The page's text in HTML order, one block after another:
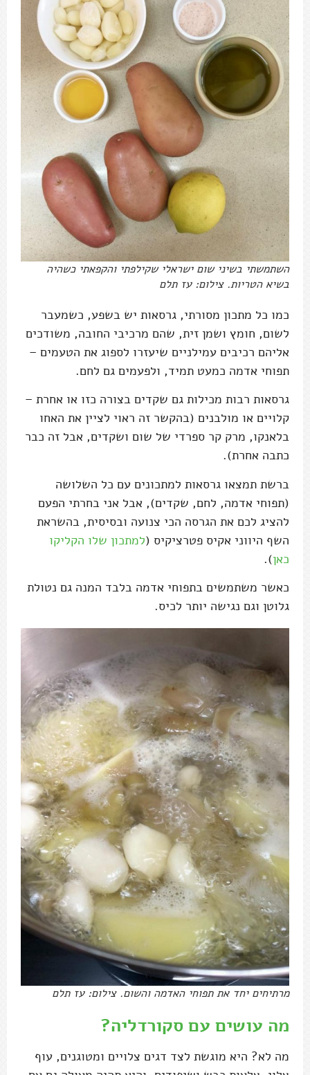
השתמשתי בשיני שום ישראלי שקילפתי והקפאתי כשהיה
בשיא הטריות. צילום: עז תלם
כמו כל מתכון מסורתי, גרסאות יש בשפע, כשמעבר
לשום, חומץ ושמן זית, שהם מרכיבי החובה, משודכים
אליהם רכיבים עמילניים שיעזרו לספוג את הטעמים –
תפוחי אדמה כמעט תמיד, ולפעמים גם לחם.
גרסאות רבות מכילות גם שקדים בצורה כזו או אחרת –
קלויים או מולבנים (בהקשר זה ראוי לציין את האחו
בלאנקו, מרק קר ספרדי של שום ושקדים, אבל זה כבר
כתבה אחרת).
ברשת תמצאו גרסאות למתכונים עם כל השלושה
(תפוחי אדמה, לחם, שקדים), אבל אני בחרתי הפעם
להציג לכם את הגרסה הכי צנועה ובסיסית, בהשראת
השף היווני אקיס פטרציקיס (למתכון שלו הקליקו
כאן).
כאשר משתמשים בתפוחי אדמה בלבד המנה גם נטולת
גלוטן וגם נגישה יותר לכיס.
מרתיחים יחד את תפוחי האדמה והשום. צילום: עז תלם
מה עושים עם סקורדליה?
מה לא? היא מוגשת לצד דגים צלויים ומטוגנים, עוף